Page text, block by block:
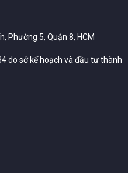
Phường 5, Quận 8, HCM
do sở kế hoạch và đầu tư thành